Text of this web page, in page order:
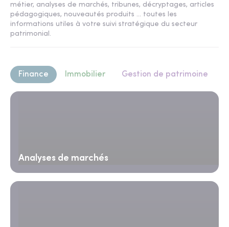
métier, analyses de marchés, tribunes, décryptages, articles
pédagogiques, nouveautés produits ... toutes les
informations utiles à votre suivi stratégique du secteur
patrimonial.
Finance Immobilier Gestion de patrimoine
Analyses de marchés